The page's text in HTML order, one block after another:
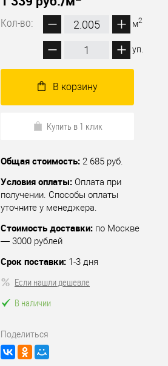
Кол-во:
м2
уп.
В корзину
Купить в 1 клик
Общая стоимость: 2 685 руб.
Условия оплаты: Оплата при
получении. Способы оплаты
уточните у менеджера.
Стоимость доставки: по Москве
— 3000 рублей
Срок поставки: 1-3 дня
Если нашли дешевле
В наличии
Поделиться